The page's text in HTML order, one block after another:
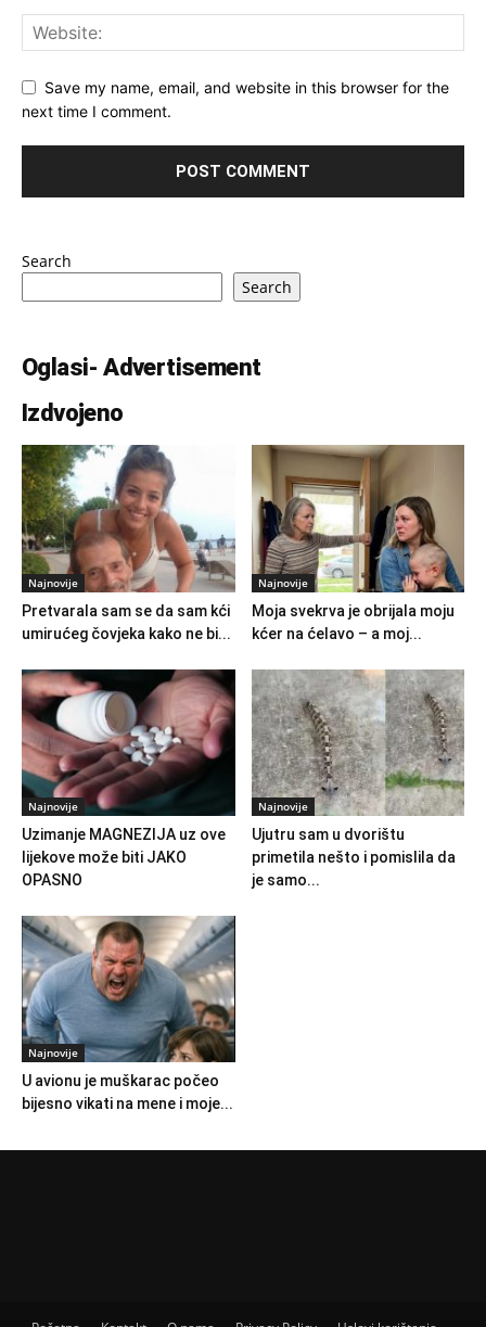
Save my name, email, and website in this browser for the
next time I comment.
Search
Search
Oglasi- Advertisement
Izdvojeno
Najnovije
Pretvarala sam se da sam kći
umirućeg čovjeka kako ne bi...
Najnovije
Moja svekrva je obrijala moju
kćer na ćelavo – a moj...
Najnovije
Uzimanje MAGNEZIJA uz ove
lijekove može biti JAKO
OPASNO
Najnovije
Ujutru sam u dvorištu
primetila nešto i pomislila da
je samo...
Najnovije
U avionu je muškarac počeo
bijesno vikati na mene i moje...